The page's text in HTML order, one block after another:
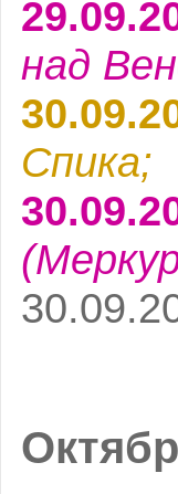
над
Спика;